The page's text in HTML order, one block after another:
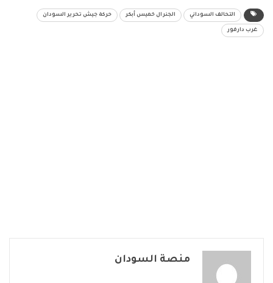
التحالف السوداني الجنرال خميس أبكر حركة جيش تحرير السودان
غرب دارفور
منصة السودان